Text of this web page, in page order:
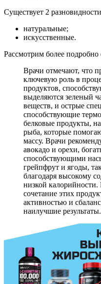
Существует 2
натуральные;
искусственные.
Рассмотрим более подробно
Врачи отмечают, что
ключевую роль в
продуктов,
выделяются зеленый
веществ, и острые
способствующие
белковые продукты,
рыба, которые
массу. Врачи
авокадо и орехи,
способствующими
грейпфрут и ягоды,
благодаря высокому
низкой
сочетание этих
активностью и
наилучшие результаты.